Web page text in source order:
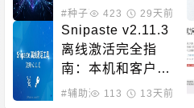
nt资源
#种子下载 #磁力搜索
423 29天前
Snipaste v2.11.3
离线激活完全指
南：本机和客户端
双重授权方案
#辅助激活113 13天前